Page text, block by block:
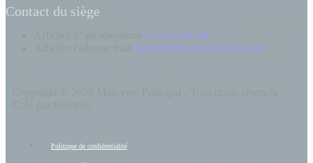
Contact du siège
02 35 63 89 08
contact@groupemonveto.com
Politique de confidentialité